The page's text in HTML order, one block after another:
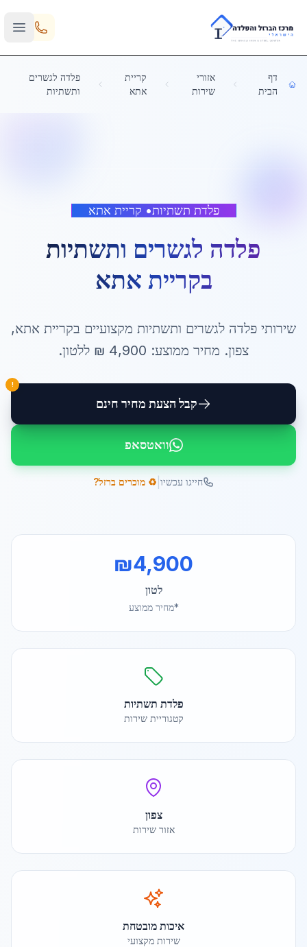
Skip to main content
דף
הבית
אזורי
שירות
קריית
אתא
פלדה לגשרים
ותשתיות
פלדת תשתיות• קריית אתא
פלדה לגשרים ותשתיות
בקריית אתא
שירותי פלדה לגשרים ותשתיות מקצועיים בקריית אתא,
צפון. מחיר ממוצע: 4,900 ₪ ללטון.
קבל הצעת מחיר חינם
!
וואטסאפ
חייגו עכשיו ♻️ מוכרים ברזל?
₪4,900
לטון
*מחיר ממוצע
פלדת תשתיות
קטגוריית שירות
צפון
אזור שירות
איכות מובטחת
שירות מקצועי